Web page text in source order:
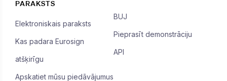
PARAKSTS
Elektroniskais paraksts
Kas padara Eurosign
atšķirīgu
Apskatiet mūsu piedāvājumus
BUJ
Pieprasīt demonstrāciju
API